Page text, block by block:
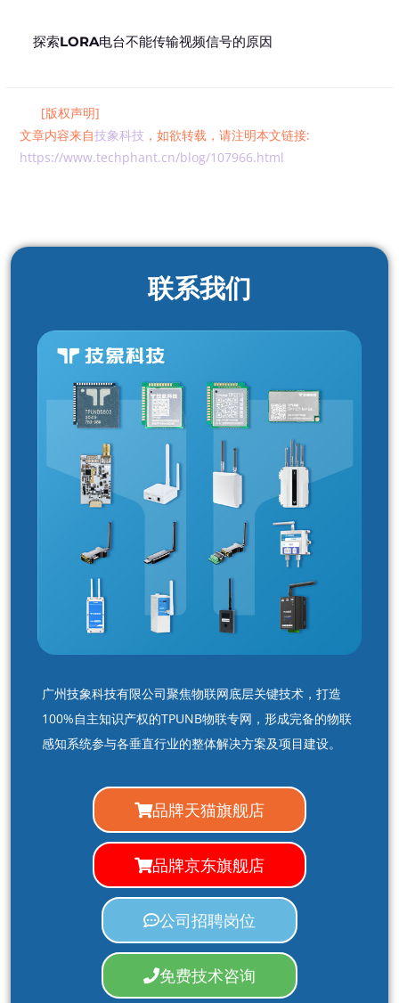
探索LORA电台不能传输视频信号的原因
[版权声明]
文章内容来自技象科技 ，如欲转载，请注明本文链接:
https://www.techphant.cn/blog/107966.html
联系我们
广州技象科技有限公司聚焦物联网底层关键技术，打造
100%自主知识产权的TPUNB物联专网，形成完备的物联
感知系统参与各垂直行业的整体解决方案及项目建设。
品牌天猫旗舰店
品牌京东旗舰店
公司招聘岗位
免费技术咨询